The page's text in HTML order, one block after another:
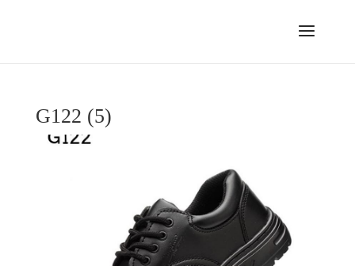
G122 (5)